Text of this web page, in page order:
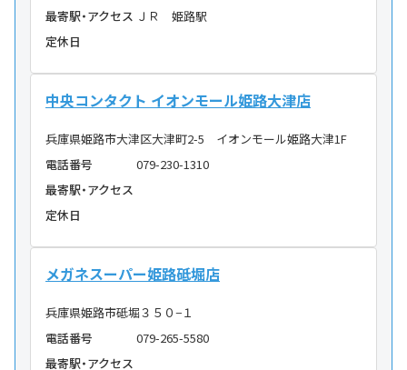
最寄駅・アクセス ＪＲ 姫路駅
定休日
中央コンタクト イオンモール姫路大津店
兵庫県姫路市大津区大津町2-5 イオンモール姫路大津1F
電話番号
079-230-1310
最寄駅・アクセス
定休日
メガネスーパー姫路砥堀店
兵庫県姫路市砥堀３５０−１
電話番号
079-265-5580
最寄駅・アクセス